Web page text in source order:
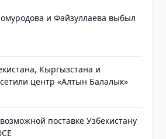
и Файзуллаева выбыл
Кыргызстана и
центр «Алтын Балалык»
поставке Узбекистану